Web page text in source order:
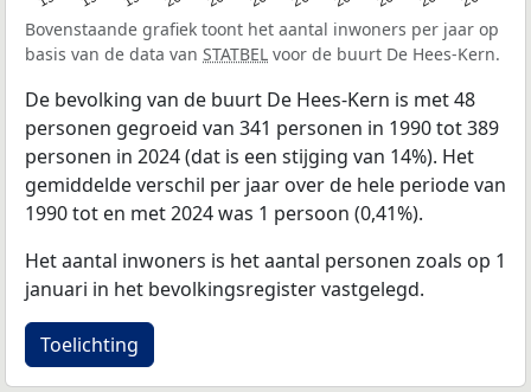
Bovenstaande grafiek toont het aantal inwoners per jaar op
basis van de data van STATBEL voor de buurt De Hees-Kern.
De bevolking van de buurt De Hees-Kern is met 48
personen gegroeid van 341 personen in 1990 tot 389
personen in 2024 (dat is een stijging van 14%). Het
gemiddelde verschil per jaar over de hele periode van
1990 tot en met 2024 was 1 persoon (0,41%).
Het aantal inwoners is het aantal personen zoals op 1
januari in het bevolkingsregister vastgelegd.
Toelichting